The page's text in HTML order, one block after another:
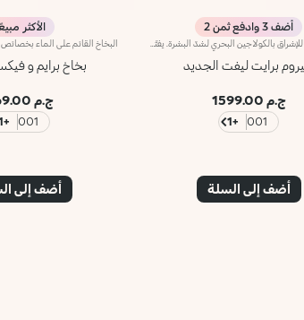
أضف 3 وادفع ثمن 2
برايت ليفت الجديد
ج.م 1599.00
001
+1
أضف إلى السلة
الأكثر
بخاخ برايم و
ج.م 969.00
001
+1
أضف إلى